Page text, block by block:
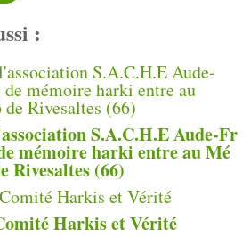
:
S.A.C.H.E Aude-Fr
mémoire harki entre au Mé
Rivesaltes (66)
Harkis et Vérité